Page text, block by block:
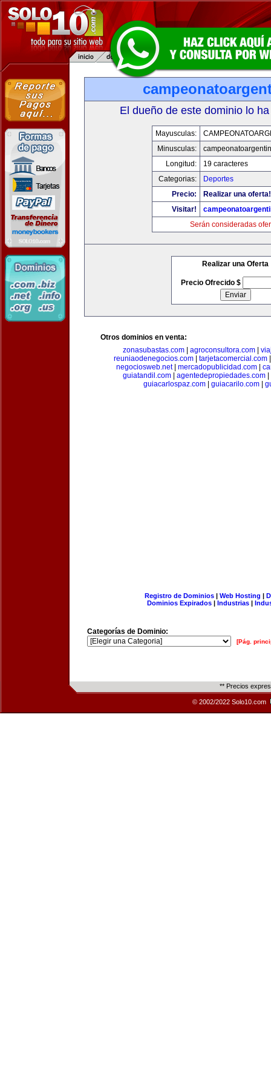
El dueño de este dominio lo
Mayusculas:
Minusculas:
Longitud:
19 caracteres
Categorias:
Deportes
Precio:
Realizar una oferta!
Visitar!
Serán consideradas
Realizar una Oferta
Precio Ofrecido $
Otros dominios en venta:
zonasubastas.com
agroconsultora.com
reuniaodenegocios.com| tarjetacomercial.com
negociosweb.net| mercadopublicidad.com
guiatandil.com| agentedepropiedades.com|
guiacarlospaz.com| guiacarilo.com|
Registro de Dominios| Web Hosting |
Dominios Expirados | Industrias |
Categorías de Dominio:
[Pág.
** Precios
© 2002/2022 Solo10.com